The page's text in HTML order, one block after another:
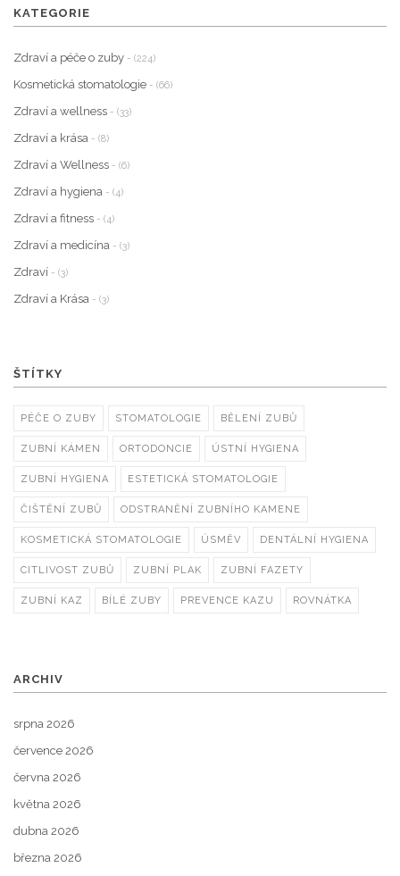
KATEGORIE
Zdraví a péče o zuby - (224)
Kosmetická stomatologie - (66)
Zdraví a wellness - (33)
Zdraví a krása - (8)
Zdraví a Wellness - (6)
Zdraví a hygiena - (4)
Zdraví a fitness - (4)
Zdraví a medicína - (3)
Zdraví - (3)
Zdraví a Krása - (3)
ŠTÍTKY
PÉČE O ZUBY STOMATOLOGIE BĚLENÍ ZUBŮ
ZUBNÍ KÁMEN ORTODONCIE ÚSTNÍ HYGIENA
ZUBNÍ HYGIENA ESTETICKÁ STOMATOLOGIE
ČIŠTĚNÍ ZUBŮ ODSTRANĚNÍ ZUBNÍHO KAMENE
KOSMETICKÁ STOMATOLOGIE ÚSMĚV DENTÁLNÍ HYGIENA
CITLIVOST ZUBŮ ZUBNÍ PLAK ZUBNÍ FAZETY
ZUBNÍ KAZ BÍLÉ ZUBY PREVENCE KAZU ROVNÁTKA
ARCHIV
srpna 2026
července 2026
června 2026
května 2026
dubna 2026
března 2026